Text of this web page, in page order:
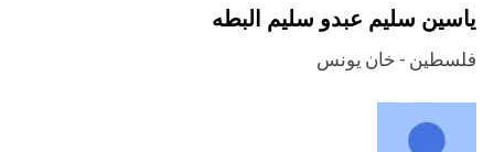
ياسين سليم عبدو سليم البطه
فلسطين - خان يونس